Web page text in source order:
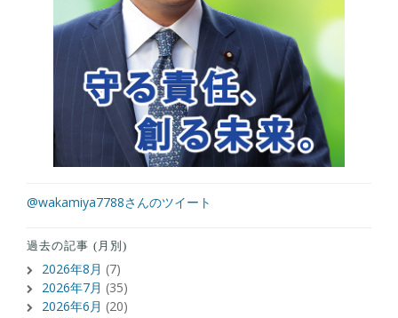
@wakamiya7788さんのツイート
過去の記事 (月別)
2026年8月 (7)
2026年7月 (35)
2026年6月 (20)